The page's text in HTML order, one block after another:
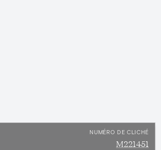
NUMÉRO DE CLICHÉ
M221451